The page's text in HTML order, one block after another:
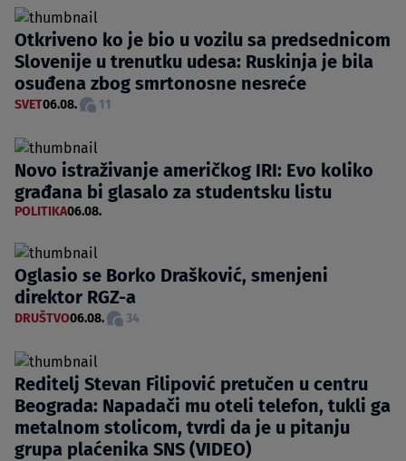
Otkriveno ko je bio u vozilu sa predsednicom
Slovenije u trenutku udesa: Ruskinja je bila
osuđena zbog smrtonosne nesreće
SVET06.08. 11
Novo istraživanje američkog IRI: Evo koliko
građana bi glasalo za studentsku listu
POLITIKA06.08.
Oglasio se Borko Drašković, smenjeni
direktor RGZ-a
DRUŠTVO06.08. 34
Reditelj Stevan Filipović pretučen u centru
Beograda: Napadači mu oteli telefon, tukli ga
metalnom stolicom, tvrdi da je u pitanju
grupa plaćenika SNS (VIDEO)